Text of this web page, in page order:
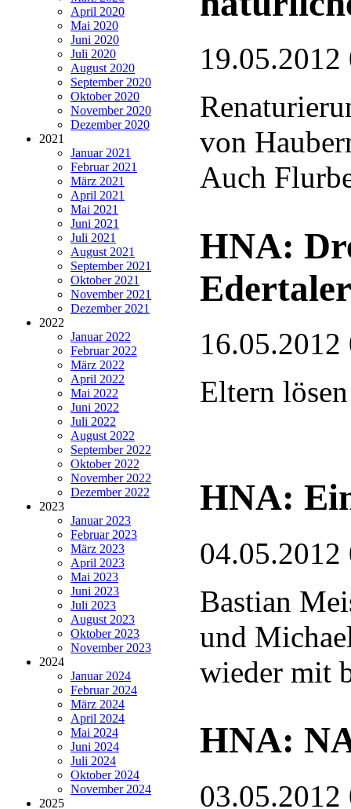
April 2020
Mai 2020
Juni 2020
Juli 2020
August 2020
September 2020
Oktober 2020
November 2020
Dezember 2020
2021
Januar 2021
Februar 2021
März 2021
April 2021
Mai 2021
Juni 2021
Juli 2021
August 2021
September 2021
Oktober 2021
November 2021
Dezember 2021
2022
Januar 2022
Februar 2022
März 2022
April 2022
Mai 2022
Juni 2022
Juli 2022
August 2022
September 2022
Oktober 2022
November 2022
Dezember 2022
2023
Januar 2023
Februar 2023
März 2023
April 2023
Mai 2023
Juni 2023
Juli 2023
August 2023
Oktober 2023
November 2023
2024
Januar 2024
Februar 2024
März 2024
April 2024
Mai 2024
Juni 2024
Juli 2024
Oktober 2024
November 2024
2025
19.05.2012
von
Auch
HNA:
16.05.2012
Eltern
HNA:
04.05.2012
Bastian
und
wieder mit
HNA:
03.05.2012